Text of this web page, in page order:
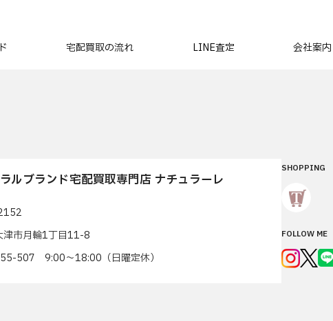
宅配買取の流れ LINE査定 会社案内
ルブランド宅配買取専門店 ナチュラーレ
津市月輪1丁目11-8
507 9:00〜18:00（日曜定休）
SHOPPING
FOLLOW ME